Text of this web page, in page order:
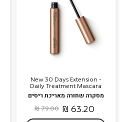
New 30 Days Extension -
Daily Treatment Mascara
מסקרה שחורה מאריכת ריסים
63.20 ₪
79.00 ₪